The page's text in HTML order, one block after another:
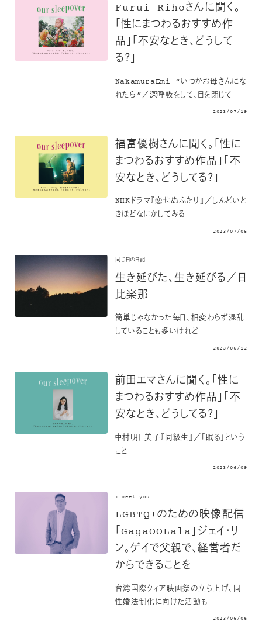
Furui Rihoさんに聞く。
「性にまつわるおすすめ作
品」「不安なとき、どうして
る？」
NakamuraEmi “いつかお母さんにな
れたら”／深呼吸をして、目を閉じて
2023/07/19
福富優樹さんに聞く。「性に
まつわるおすすめ作品」「不
安なとき、どうしてる？」
NHKドラマ『恋せぬふたり』／しんどいと
きほどなにかしてみる
2023/07/05
同じ日の日記
生き延びた、生き延びる／日
比楽那
簡単じゃなかった毎日、相変わらず混乱
していることも多いけれど
2023/06/12
前田エマさんに聞く。「性に
まつわるおすすめ作品」「不
安なとき、どうしてる？」
中村明日美子『同級生』／「眠る」という
こと
2023/06/09
i meet you
LGBTQ+のための映像配信
「GagaOOLala」ジェイ・リ
ン。ゲイで父親で、経営者だ
からできることを
台湾国際クィア映画祭の立ち上げ、同
性婚法制化に向けた活動も
2023/06/06